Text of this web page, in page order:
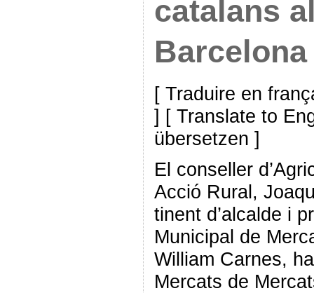
catalans
Barcelona
[ Traduire en
] [ Translate to
übersetzen ]
El conseller
Acció Rural,
tinent d’alcalde i
Municipal de
William Carnes,
Mercats de